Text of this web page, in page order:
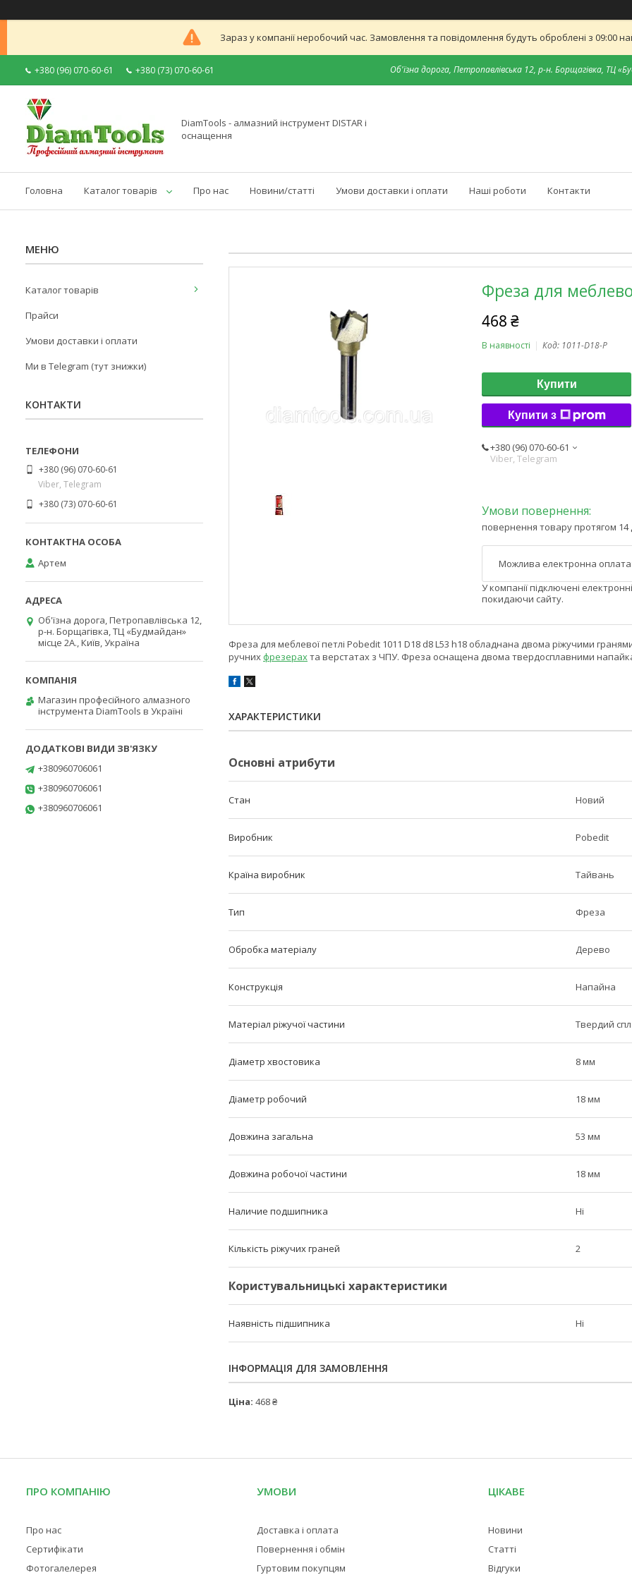
Зараз у компанії неробочий час. Замовлення та повідомлення будуть оброблені з 09:00
+380 (96) 070-60-61 +380 (73) 070-60-61 Об'їзна дорога, Петропавлівська 12, р-н. Борщагівка, ТЦ
DiamTools - алмазний інструмент DISTAR і
оснащення
Головна Каталог товарів Про нас Новини/статті Умови доставки і оплати Наші роботи Контакти
Фреза для
468 ₴
В наявності Код: 1011-D18-P
Купити
Купити з
+380 (96) 070-60-61
Viber, Telegram
повернення товару протягом 14
У компанії підключені
покидаючи сайту.
Фреза для меблевої петлі Pobedit 1011 D18 d8 L53 h18 обладнана двома ріжучими
ручнихфрезерахта верстатах з ЧПУ. Фреза оснащена двома твердосплавними
ХАРАКТЕРИСТИКИ
Основні атрибути
Стан Новий
Виробник Pobedit
Країна виробник Тайвань
Тип Фреза
Обробка матеріалу Дерево
Конструкція Напайна
Матеріал ріжучої частини Твердий
Діаметр хвостовика 8 мм
Діаметр робочий 18 мм
Довжина загальна 53 мм
Довжина робочої частини 18 мм
Наличие подшипника Ні
Кількість ріжучих граней 2
Користувальницькі характеристики
Наявність підшипника Ні
ІНФОРМАЦІЯ ДЛЯ ЗАМОВЛЕННЯ
Ціна: 468 ₴
Каталог товарів
Прайси
Умови доставки і оплати
Ми в Telegram (тут знижки)
КОНТАКТИ
+380 (96) 070-60-61
Viber, Telegram
+380 (73) 070-60-61
Артем
Об'їзна дорога, Петропавлівська 12,
р-н. Борщагівка, ТЦ «Будмайдан»
місце 2А., Київ, Україна
Магазин професійного алмазного
інструмента DiamTools в Україні
+380960706061
+380960706061
+380960706061
ПРО КОМПАНІЮ
Про нас
Сертифікати
Фотогалелерея
УМОВИ
Доставка і оплата
Повернення і обмін
Гуртовим покупцям
ЦІКАВЕ
Новини
Статті
Відгуки